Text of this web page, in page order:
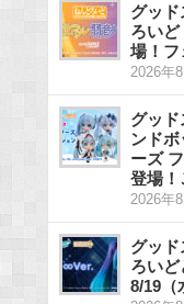
グッ
ろい
場！フ
2026年
グッ
ンドボ
ーズ
登場！
2026年
グッ
ろい
8/19（